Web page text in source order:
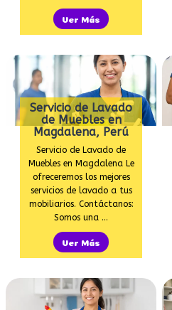
Ver Más
Servicio de Lavado
de Muebles en
Magdalena, Perú
Servicio de Lavado de
Muebles en Magdalena Le
ofreceremos los mejores
servicios de lavado a tus
mobiliarios. Contáctanos:
Somos una …
Ver Más